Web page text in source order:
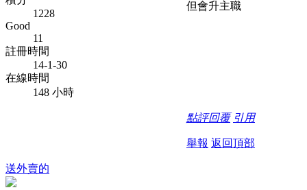
1228
Good
11
註冊時間
14-1-30
在線時間
148 小時
但會升主職
點評回覆 引用
舉報 返回頂部
送外賣的